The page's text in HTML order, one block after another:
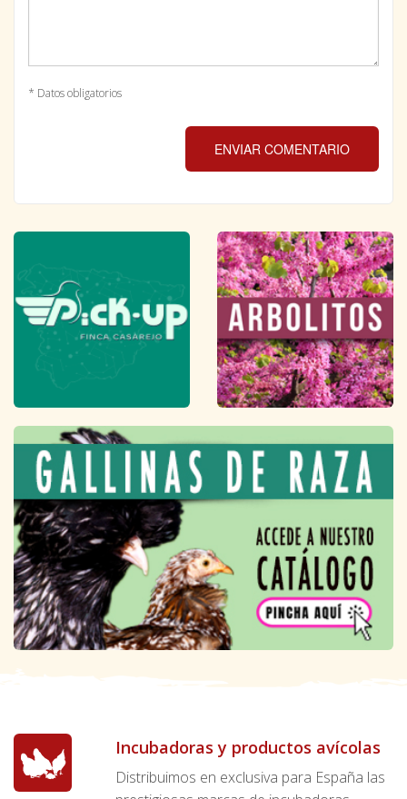
* Datos obligatorios
ENVIAR COMENTARIO
Incubadoras y productos avícolas
Distribuimos en exclusiva para España las